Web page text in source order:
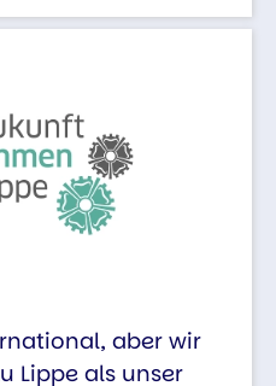
aber wir
Lippe als unser